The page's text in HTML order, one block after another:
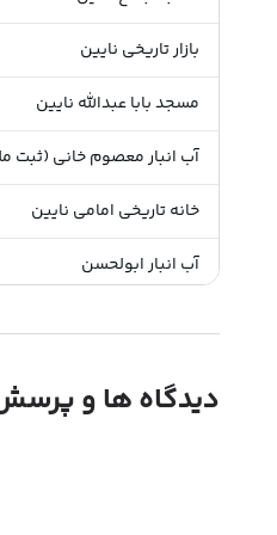
بازار تاریخی نایین
مسجد بابا عبدالله نایین
آب انبار معصوم خانی (ثبت
خانه تاریخی امامی نایین
آب انبار ابولحسن
دیدگاه ها و